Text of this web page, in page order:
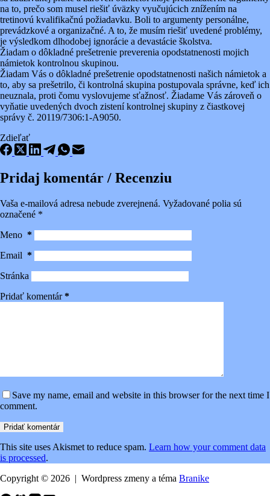
na to, prečo som musel riešiť úväzky vyučujúcich znížením na
tretinovú kvalifikačnú požiadavku. Boli to argumenty personálne,
prevádzkové a organizačné. A to, že musím riešiť uvedené problémy,
je výsledkom dlhodobej ignorácie a devastácie školstva.
Žiadam o dôkladné prešetrenie preverenia opodstatnenosti mojich
námietok kontrolnou skupinou.
Žiadam Vás o dôkladné prešetrenie opodstatnenosti našich námietok a
to, aby sa prešetrilo, či kontrolná skupina postupovala správne, keď ich
neuznala, proti čomu vyslovujeme sťažnosť. Žiadame Vás zároveň o
vyňatie uvedených dvoch zistení kontrolnej skupiny z čiastkovej
správy č. 20119/7306:1-A9050.
Zdieľať
Pridaj komentár / Recenziu
Vaša e-mailová adresa nebude zverejnená. Vyžadované polia sú
označené *
Meno *
Email *
Stránka
Pridať komentár*
Save my name, email and website in this browser for the next time I
comment.
Pridať komentár
This site uses Akismet to reduce spam. Learn how your comment data
is processed.
Copyright © 2026 | Wordpress zmeny a téma Branike